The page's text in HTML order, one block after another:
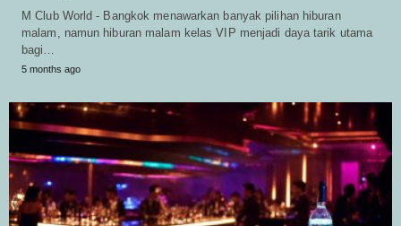
M Club World - Bangkok menawarkan banyak pilihan hiburan
malam, namun hiburan malam kelas VIP menjadi daya tarik utama
bagi…
5 months ago